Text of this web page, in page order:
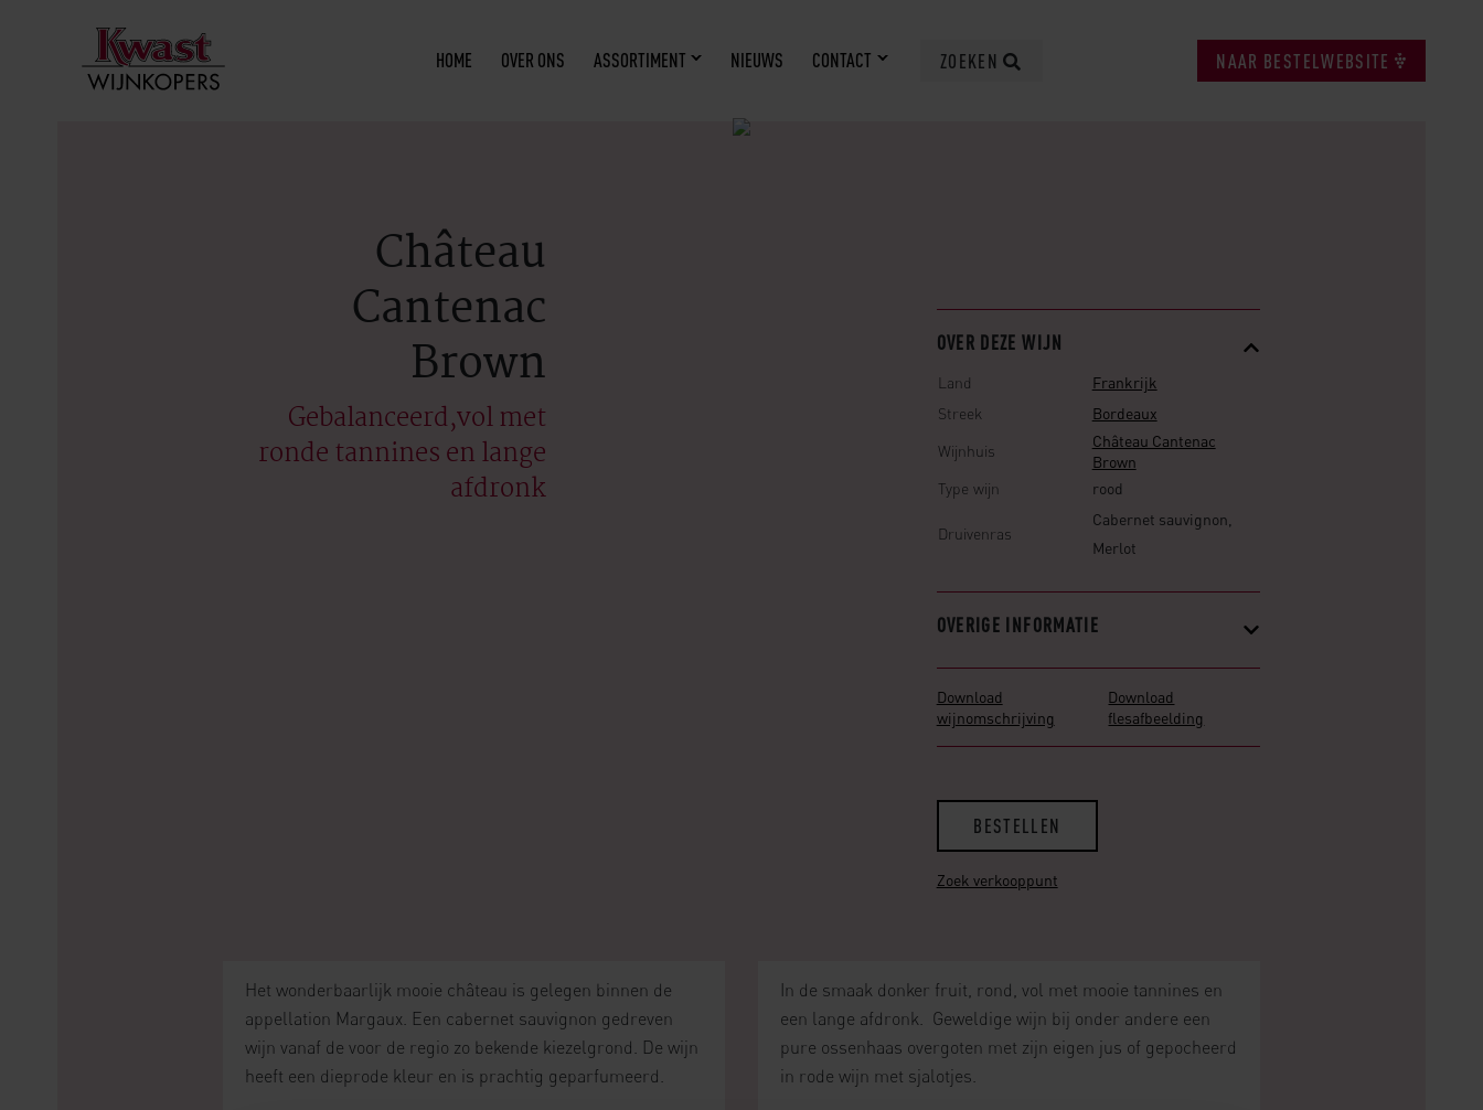
HOME OVER ONS ASSORTIMENT NIEUWS CONTACT ZOEKEN NAAR BESTELWEBSITE
Château
Cantenac
Brown
Gebalanceerd,vol met
ronde tannines en lange
afdronk
OVER DEZE WIJN
Land
Frankrijk
Streek
Bordeaux
Wijnhuis
Château Cantenac
Brown
Type wijn
rood
Druivenras
Cabernet sauvignon,
Merlot
OVERIGE INFORMATIE
Download
wijnomschrijving
Download
flesafbeelding
BESTELLEN
Zoek verkooppunt
Het wonderbaarlijk mooie château is gelegen binnen de
appellation Margaux. Een cabernet sauvignon gedreven
wijn vanaf de voor de regio zo bekende kiezelgrond. De wijn
heeft een dieprode kleur en is prachtig geparfumeerd.
In de smaak donker fruit, rond, vol met mooie tannines en
een lange afdronk. Geweldige wijn bij onder andere een
pure ossenhaas overgoten met zijn eigen jus of gepocheerd
in rode wijn met sjalotjes.